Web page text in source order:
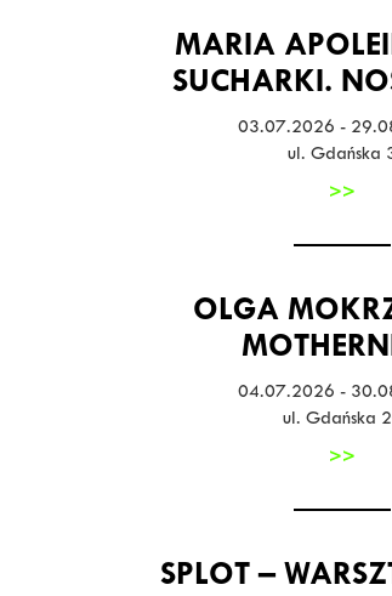
MARIA
SUCHARKI.
03.07.2026 -
ul. Gdańska
>>
OLGA
04.07.2026 -
ul. Gdańska
>>
SPLOT –